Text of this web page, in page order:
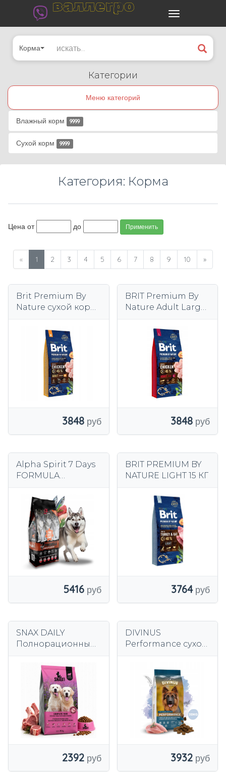
валлегро
Корма
Категории
Меню категорий
Влажный корм 9999
Сухой корм 9999
Категория: Корма
Цена от до Применить
« 1 2 3 4 5 6 7 8 9 10 »
Brit Premium By
Nature сухой корм
собак средних
пород 15 кг
3848
BRIT Premium By
Nature Adult Large
крупных пород
3848
Alpha Spirit 7 Days
FORMULA
сухой корм для
собак 12 кг
5416
BRIT PREMIUM BY
NATURE LIGHT 15 КГ
3764
SNAX DAILY
Полнорационный
собак LAMB с
витаминами 20кг
2392
DIVINUS
Performance сухой
витамины 20 кг
3932